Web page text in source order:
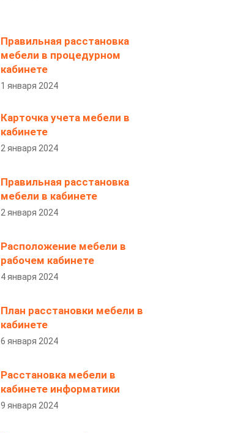
Правильная расстановка
мебели в процедурном
кабинете
1 января 2024
Карточка учета мебели в
кабинете
2 января 2024
Правильная расстановка
мебели в кабинете
2 января 2024
Расположение мебели в
рабочем кабинете
4 января 2024
План расстановки мебели в
кабинете
6 января 2024
Расстановка мебели в
кабинете информатики
9 января 2024